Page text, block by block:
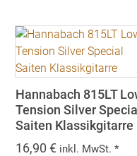
Hannabach 815LT
Tension Silver
Saiten Klassikgitarre
16,90€ inkl. MwSt. *